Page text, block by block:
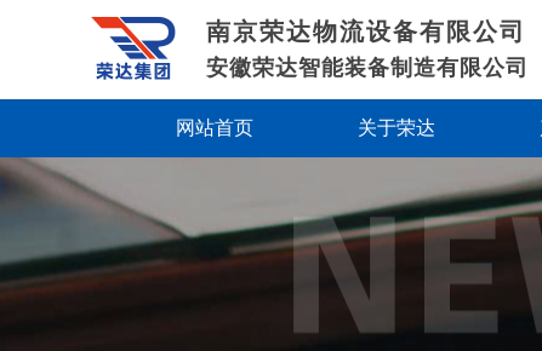
安徽荣达智能装备制造有限公司
网站首页 关于荣达
南京荣达物流设备有限公司